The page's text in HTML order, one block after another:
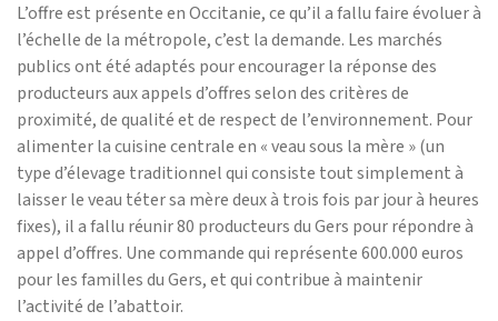
L’offre est présente en Occitanie, ce qu’il a fallu faire évoluer à
l’échelle de la métropole, c’est la demande. Les marchés
publics ont été adaptés pour encourager la réponse des
producteurs aux appels d’offres selon des critères de
proximité, de qualité et de respect de l’environnement. Pour
alimenter la cuisine centrale en « veau sous la mère » (un
type d’élevage traditionnel qui consiste tout simplement à
laisser le veau téter sa mère deux à trois fois par jour à heures
fixes), il a fallu réunir 80 producteurs du Gers pour répondre à
appel d’offres. Une commande qui représente 600.000 euros
pour les familles du Gers, et qui contribue à maintenir
l’activité de l’abattoir.